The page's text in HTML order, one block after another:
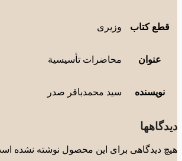
کتاب وزیری
عنوان محاضرات تأسيسية
نویسنده سید محمدباقر صدر
دیدگاهی برای این محصول نوشته نشده است.